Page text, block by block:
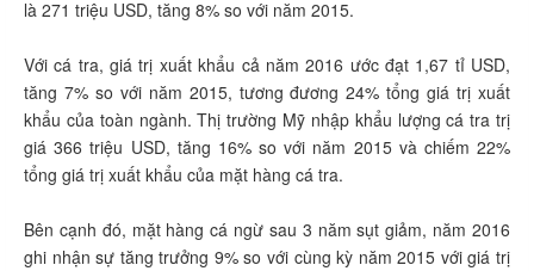
là 271 triệu USD, tăng 8% so với năm 2015.
Với cá tra, giá trị xuất khẩu cả năm 2016 ước đạt 1,67 tỉ USD,
tăng 7% so với năm 2015, tương đương 24% tổng giá trị xuất
khẩu của toàn ngành. Thị trường Mỹ nhập khẩu lượng cá tra trị
giá 366 triệu USD, tăng 16% so với năm 2015 và chiếm 22%
tổng giá trị xuất khẩu của mặt hàng cá tra.
Bên cạnh đó, mặt hàng cá ngừ sau 3 năm sụt giảm, năm 2016
ghi nhận sự tăng trưởng 9% so với cùng kỳ năm 2015 với giá trị